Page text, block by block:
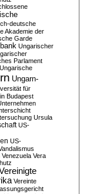
deutsche
Akademie der
Garde
Ungarischer
Parlament
Ungarische
Ungarn-
für
Budapest
Ursula
US-
US-
Venezuela Vera
Vereinte